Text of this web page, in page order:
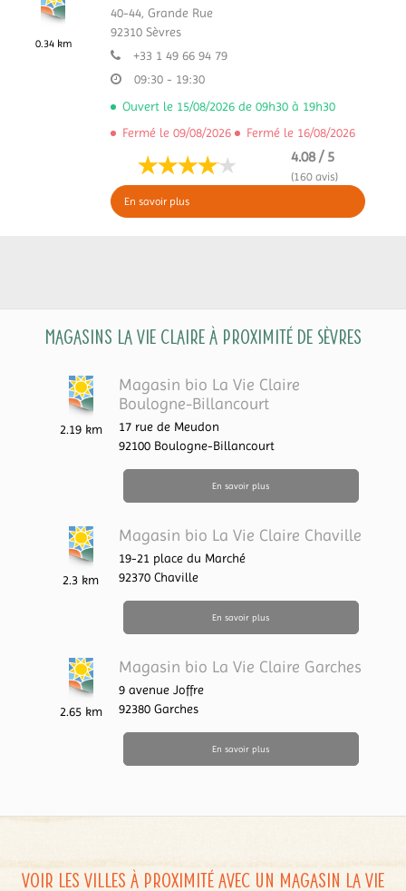
0.34 km
40-44, Grande Rue
92310 Sèvres
+33 1 49 66 94 79
09:30 - 19:30
Ouvert le 15/08/2026 de 09h30 à 19h30
Fermé le 09/08/2026
Fermé le 16/08/2026
4.08 / 5
(160 avis)
En savoir plus
Magasins La Vie Claire à proximité de Sèvres
2.19 km
Magasin bio La Vie Claire
Boulogne-Billancourt
17 rue de Meudon
92100 Boulogne-Billancourt
En savoir plus
2.3 km
Magasin bio La Vie Claire Chaville
19-21 place du Marché
92370 Chaville
En savoir plus
2.65 km
Magasin bio La Vie Claire Garches
9 avenue Joffre
92380 Garches
En savoir plus
Voir les villes à proximité avec un magasin La Vie